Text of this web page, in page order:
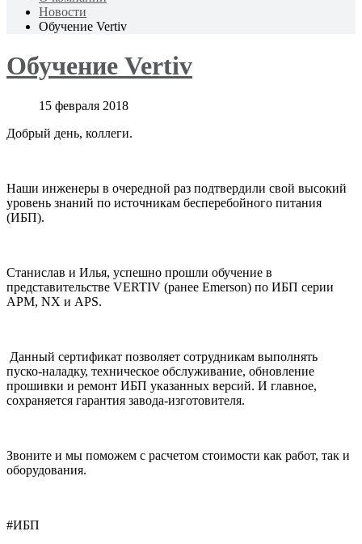
Новости
Обучение Vertiv
Обучение Vertiv
15 февраля 2018
Добрый день, коллеги.
Наши инженеры в очередной раз подтвердили свой высокий
уровень знаний по источникам бесперебойного питания
(ИБП).
Станислав и Илья, успешно прошли обучение в
представительстве VERTIV (ранее Emerson) по ИБП серии
APM, NX и APS.
Данный сертификат позволяет сотрудникам выполнять
пуско-наладку, техническое обслуживание, обновление
прошивки и ремонт ИБП указанных версий. И главное,
сохраняется гарантия завода-изготовителя.
Звоните и мы поможем с расчетом стоимости как работ, так и
оборудования.
#ИБП